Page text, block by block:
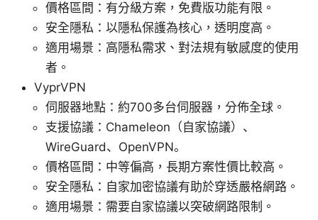
價格區間：有分級方案，免費版功能有限。
安全隱私：以隱私保護為核心，透明度高。
適用場景：高隱私需求、對法規有敏感度的使用
者。
VyprVPN
伺服器地點：約700多台伺服器，分佈全球。
支援協議：Chameleon（自家協議）、
WireGuard、OpenVPN。
價格區間：中等偏高，長期方案性價比較高。
安全隱私：自家加密協議有助於穿透嚴格網路。
適用場景：需要自家協議以突破網路限制。